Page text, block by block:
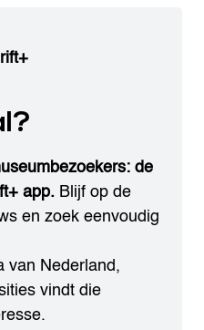
de
app. Blijf op de
en zoek eenvoudig
van Nederland,
vindt die